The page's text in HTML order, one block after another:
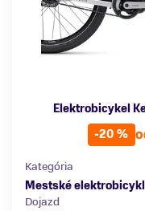
Elektrobicykel
-20 %
Kategória
Mestské
Dojazd